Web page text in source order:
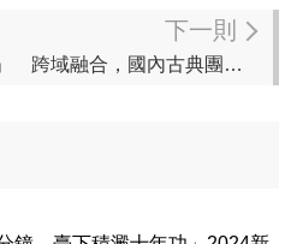
下一則
「2024新北市生音藝術節」 跨域融合，國內古典團隊合作展現新風貌